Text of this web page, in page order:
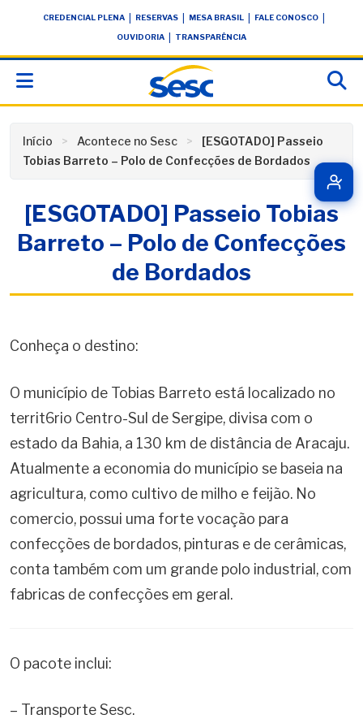
conteúdoCREDENCIAL PLENA RESERVAS MESA BRASIL FALE CONOSCO
OUVIDORIA TRANSPARÊNCIA
Início Acontece no Sesc
[ESGOTADO] Passeio
Tobias Barreto – Polo de Confecções de Bordados
[ESGOTADO] Passeio Tobias
Barreto – Polo de Confecções
de Bordados
Conheça o destino:
O município de Tobias Barreto está localizado no
territ6rio Centro-Sul de Sergipe, divisa com o
estado da Bahia, a 130 km de distância de Aracaju.
Atualmente a economia do município se baseia na
agricultura, como cultivo de milho e feijão. No
comercio, possui uma forte vocação para
confecções de bordados, pinturas e de cerâmicas,
conta também com um grande polo industrial, com
fabricas de confecções em geral.
O pacote inclui:
– Transporte Sesc.